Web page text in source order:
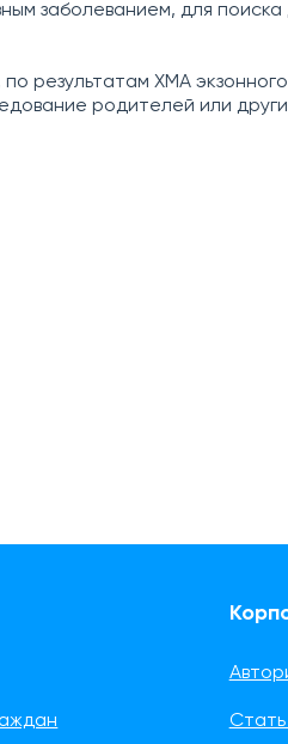
заболеванием, для поиска
результатам ХМА
родителей или